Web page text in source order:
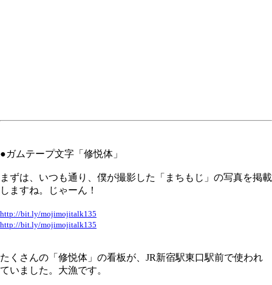
●ガムテープ文字「修悦体」
まずは、いつも通り、僕が撮影した「まちもじ」の写真を掲載
しますね。じゃーん！
http://bit.ly/mojimojitalk135
http://bit.ly/mojimojitalk135
たくさんの「修悦体」の看板が、JR新宿駅東口駅前で使われ
ていました。大漁です。